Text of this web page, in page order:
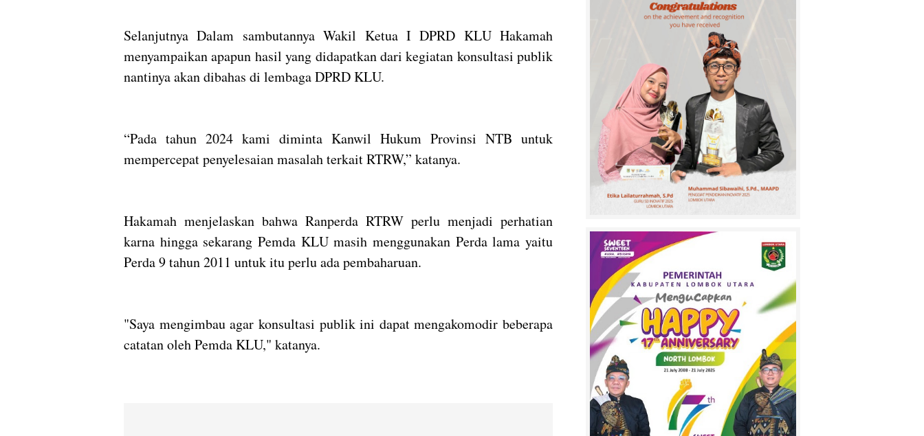
Selanjutnya Dalam sambutannya Wakil Ketua I DPRD KLU Hakamah
menyampaikan apapun hasil yang didapatkan dari kegiatan konsultasi publik
nantinya akan dibahas di lembaga DPRD KLU.
“Pada tahun 2024 kami diminta Kanwil Hukum Provinsi NTB untuk
mempercepat penyelesaian masalah terkait RTRW,” katanya.
Hakamah menjelaskan bahwa Ranperda RTRW perlu menjadi perhatian
karna hingga sekarang Pemda KLU masih menggunakan Perda lama yaitu
Perda 9 tahun 2011 untuk itu perlu ada pembaharuan.
"Saya mengimbau agar konsultasi publik ini dapat mengakomodir beberapa
catatan oleh Pemda KLU," katanya.